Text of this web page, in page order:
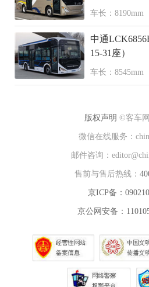
车长：8190mm
中通
15-31座）
车长：8545mm
版权声明 ©客车网
微信在线服务：
邮件咨询：
售前与售后热线：
京ICP备：
京公网安备：